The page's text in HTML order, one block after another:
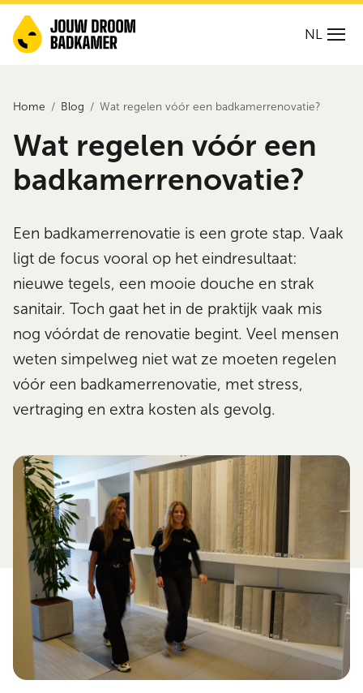
NL
Home Blog Wat regelen vóór een badkamerrenovatie?
Wat regelen vóór een
badkamerrenovatie?
Een badkamerrenovatie is een grote stap. Vaak
ligt de focus vooral op het eindresultaat:
nieuwe tegels, een mooie douche en strak
sanitair. Toch gaat het in de praktijk vaak mis
nog vóórdat de renovatie begint. Veel mensen
weten simpelweg niet wat ze moeten regelen
vóór een badkamerrenovatie, met stress,
vertraging en extra kosten als gevolg.